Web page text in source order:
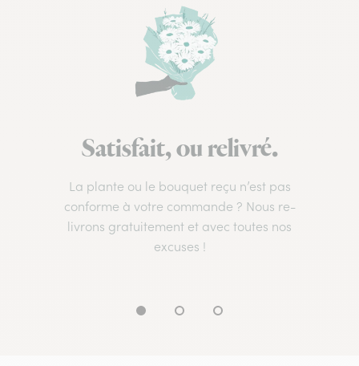
Satisfait, ou relivré.
La plante ou le bouquet reçu n’est pas
conforme à votre commande ? Nous re-
livrons gratuitement et avec toutes nos
excuses !